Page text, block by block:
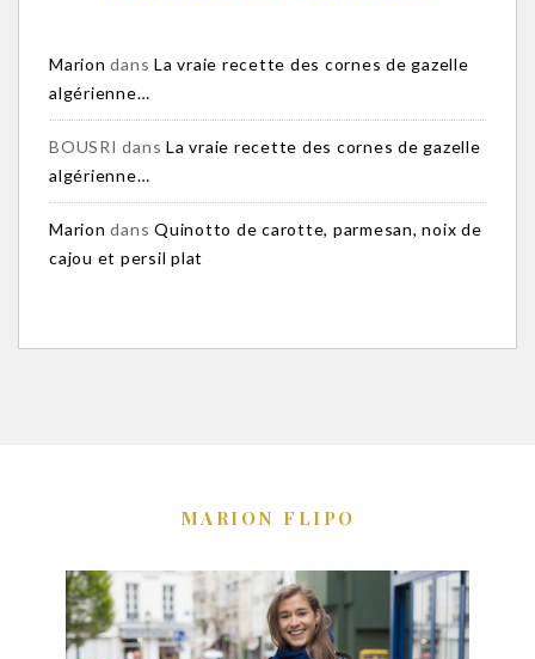
Marion dans La vraie recette des cornes de gazelle
algérienne…
BOUSRI dans La vraie recette des cornes de gazelle
algérienne…
Marion dans Quinotto de carotte, parmesan, noix de
cajou et persil plat
MARION FLIPO